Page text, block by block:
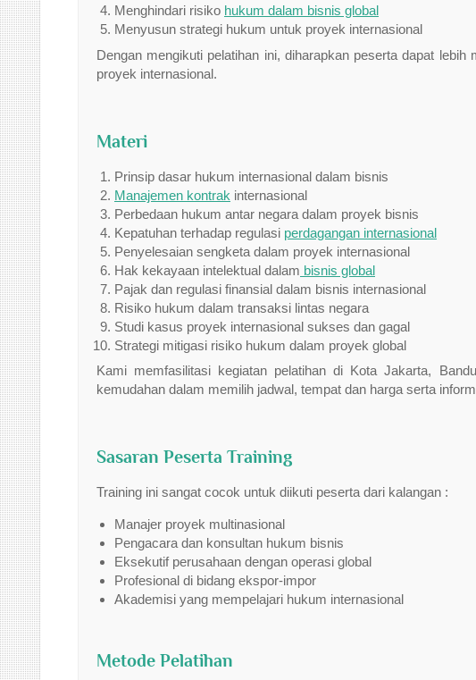
Menghindari risiko hukum dalam bisnis global
Menyusun strategi hukum untuk proyek internasional
Dengan mengikuti pelatihan ini, diharapkan peserta dapat
proyek internasional.
Materi
Prinsip dasar hukum internasional dalam bisnis
Manajemen kontrak internasional
Perbedaan hukum antar negara dalam proyek bisnis
Kepatuhan terhadap regulasi perdagangan internasional
Penyelesaian sengketa dalam proyek internasional
Hak kekayaan intelektual dalam bisnis global
Pajak dan regulasi finansial dalam bisnis internasional
Risiko hukum dalam transaksi lintas negara
Studi kasus proyek internasional sukses dan gagal
Strategi mitigasi risiko hukum dalam proyek global
Kami memfasilitasi kegiatan pelatihan di Kota Jakarta,
kemudahan dalam memilih jadwal, tempat dan harga serta
Sasaran Peserta Training
Training ini sangat cocok untuk diikuti peserta dari kalangan :
Manajer proyek multinasional
Pengacara dan konsultan hukum bisnis
Eksekutif perusahaan dengan operasi global
Profesional di bidang ekspor-impor
Akademisi yang mempelajari hukum internasional
Metode Pelatihan